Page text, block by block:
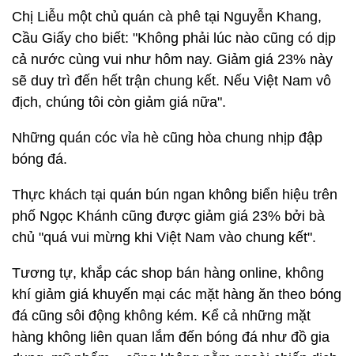
Chị Liễu một chủ quán cà phê tại Nguyễn Khang,
Cầu Giấy cho biết: "Không phải lúc nào cũng có dịp
cả nước cùng vui như hôm nay. Giảm giá 23% này
sẽ duy trì đến hết trận chung kết. Nếu Việt Nam vô
địch, chúng tôi còn giảm giá nữa".
Những quán cóc vỉa hè cũng hòa chung nhịp đập
bóng đá.
Thực khách tại quán bún ngan không biển hiệu trên
phố Ngọc Khánh cũng được giảm giá 23% bởi bà
chủ "quá vui mừng khi Việt Nam vào chung kết".
Tương tự, khắp các shop bán hàng online, không
khí giảm giá khuyến mại các mặt hàng ăn theo bóng
đá cũng sôi động không kém. Kể cả những mặt
hàng không liên quan lắm đến bóng đá như đồ gia